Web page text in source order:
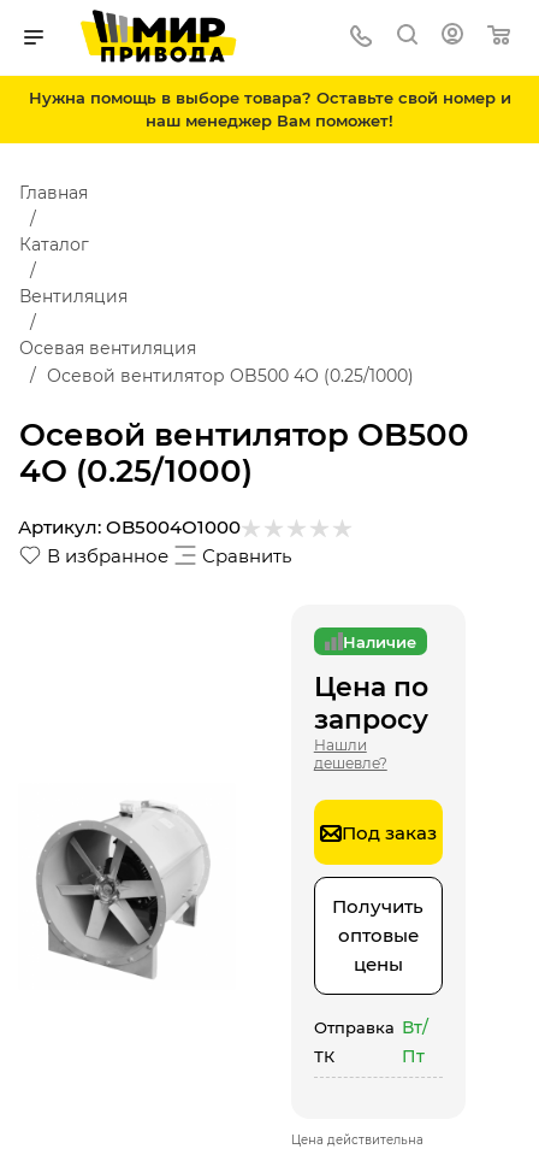
Нужна помощь в выборе товара? Оставьте свой номер и
наш менеджер Вам поможет!
Осевой вентилятор OB500
4О (0.25/1000)
Главная
Каталог
Вентиляция
Осевая вентиляция
Осевой вентилятор OB500 4О (0.25/1000)
В избранное Сравнить
Артикул: OB5004О1000
Наличие
Цена по
запросу
Нашли
дешевле?
Под заказ
Получить
оптовые
цены
Отправка
ТК
Вт/
Пт
Цена действительна